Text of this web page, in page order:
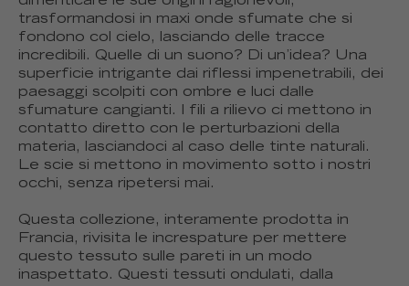
trasformandosi in maxi onde sfumate che si
fondono col cielo, lasciando delle tracce
incredibili. Quelle di un suono? Di un’idea? Una
superficie intrigante dai riflessi impenetrabili, dei
paesaggi scolpiti con ombre e luci dalle
sfumature cangianti. I fili a rilievo ci mettono in
contatto diretto con le perturbazioni della
materia, lasciandoci al caso delle tinte naturali.
Le scie si mettono in movimento sotto i nostri
occhi, senza ripetersi mai.
Questa collezione, interamente prodotta in
Francia, rivisita le increspature per mettere
questo tessuto sulle pareti in un modo
inaspettato. Questi tessuti ondulati, dalla